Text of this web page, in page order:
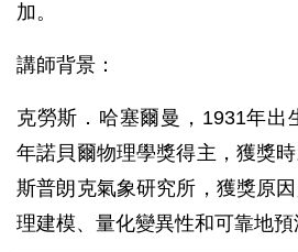
加。
講師背景：
克勞斯．哈塞爾曼，1931年出
年諾貝爾物理學獎得主，獲獎
斯普朗克氣象研究所，獲獎原
理建模、量化變異性和可靠地預